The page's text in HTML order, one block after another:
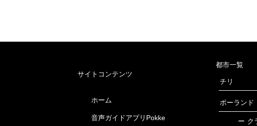
サイトコンテンツ
ホーム
音声ガイドアプリPokke
都市一覧
チリ
ポーランド
ー ク